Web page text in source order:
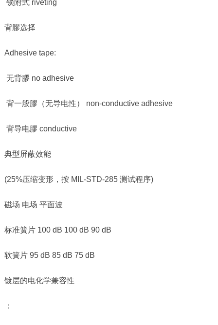
锁附式riveting
背膠选择
Adhesive tape:
无背膠 no adhesive
背一般膠（无导电性） non-conductive adhesive
背导电膠 conductive
典型屏蔽效能
(25%压缩变形，按MIL-STD-285 测试程序)
磁场 电场 平面波
标准簧片100 dB 100 dB 90 dB
软簧片95 dB 85 dB 75 dB
镀层的电化学兼容性
：